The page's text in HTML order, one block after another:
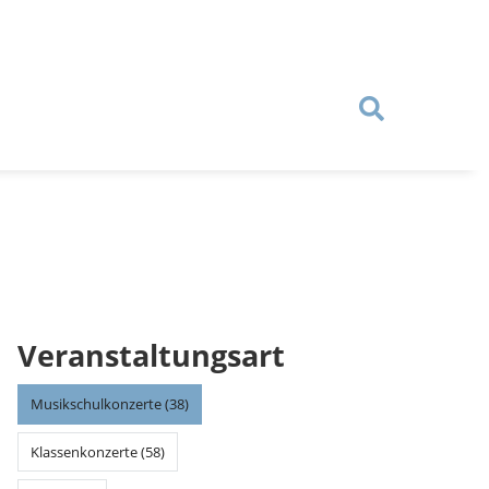
Veranstaltungsart
Musikschulkonzerte (38)
Klassenkonzerte (58)